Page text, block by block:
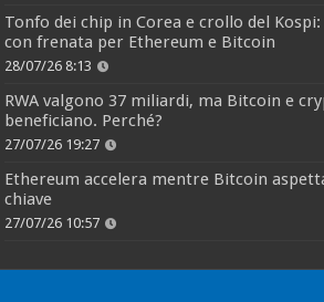
Tonfo dei chip in Corea e crollo del
con frenata per Ethereum e Bitcoin
28/07/26 8:13
RWA valgono 37 miliardi, ma Bitcoin e
beneficiano. Perché?
27/07/26 19:27
Ethereum accelera mentre Bitcoin
chiave
27/07/26 10:57